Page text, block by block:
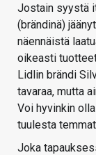
Jostain syystä
(brändinä)
näennäistä
oikeasti
Lidlin brändi
tavaraa, mutta
Voi hyvinkin
tuulesta
Joka